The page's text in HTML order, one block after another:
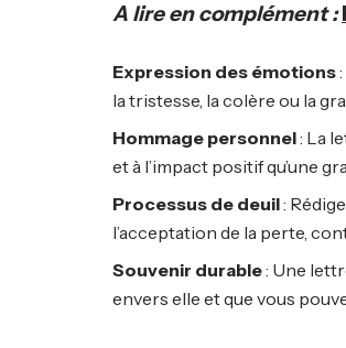
A lire en complément :
Expression des émotions
la tristesse, la colère ou la
Hommage personnel: La
et à l’impact positif qu’une
Processus de deuil:
l’acceptation de la perte,
Souvenir durable: Une
envers elle et que vous